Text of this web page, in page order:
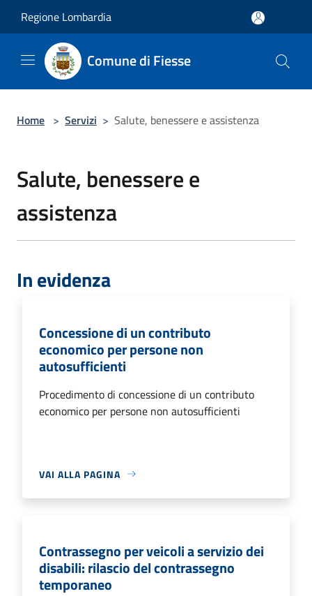
Regione Lombardia
Comune di Fiesse
Home > Servizi > Salute, benessere e assistenza
Salute, benessere e
assistenza
In evidenza
Concessione di un contributo
economico per persone non
autosufficienti
Procedimento di concessione di un contributo
economico per persone non autosufficienti
VAI ALLA PAGINA
Contrassegno per veicoli a servizio dei
disabili: rilascio del contrassegno
temporaneo